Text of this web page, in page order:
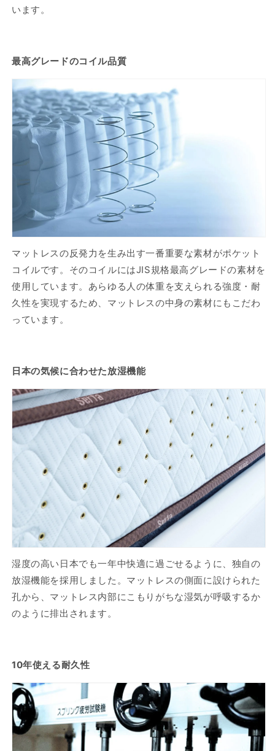
います。
最高グレードのコイル品質
マットレスの反発力を生み出す一番重要な素材がポケット
コイルです。そのコイルにはJIS規格最高グレードの素材を
使用しています。あらゆる人の体重を支えられる強度・耐
久性を実現するため、マットレスの中身の素材にもこだわ
っています。
日本の気候に合わせた放湿機能
湿度の高い日本でも一年中快適に過ごせるように、独自の
放湿機能を採用しました。マットレスの側面に設けられた
孔から、マットレス内部にこもりがちな湿気が呼吸するか
のように排出されます。
10年使える耐久性